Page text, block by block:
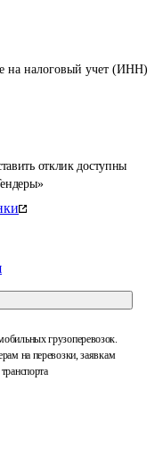
отклик доступны
грузоперевозок.
на перевозки, заявкам
на налоговый учет (ИНН)